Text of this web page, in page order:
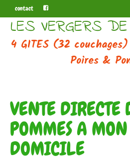
contact
LES VERGERS
4 GITES (32
Poires &
VENTE DIRECTE
POMMES A MON
DOMICILE